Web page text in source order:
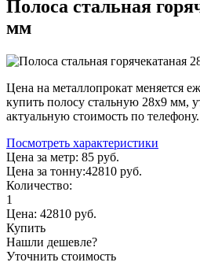
Полоса стальная
мм
Цена на металлопрокат меняется
купить полосу стальную 28х9 мм,
актуальную стоимость по телефону.
Посмотреть характеристики
Цена за метр: 85 руб.
Цена за тонну:42810 руб.
Количество:
1
Цена: 42810 руб.
Купить
Нашли дешевле?
Уточнить стоимость